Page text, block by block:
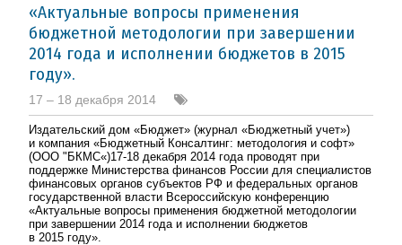
«Актуальные вопросы применения
бюджетной методологии при завершении
2014 года и исполнении бюджетов в 2015
году».
17 – 18 декабря 2014
Издательский дом «Бюджет» (журнал «Бюджетный учет»)
и компания «Бюджетный Консалтинг: методология и софт»
(ООО "БКМС«)17-18 декабря 2014 года проводят при
поддержке Министерства финансов России для специалистов
финансовых органов субъектов РФ и федеральных органов
государственной власти Всероссийскую конференцию
«Актуальные вопросы применения бюджетной методологии
при завершении 2014 года и исполнении бюджетов
в 2015 году».